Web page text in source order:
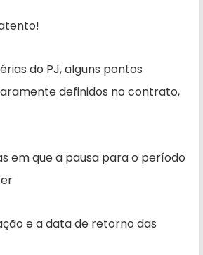
do PJ, alguns pontos
definidos no contrato,
em que a pausa para o período
e a data de retorno das